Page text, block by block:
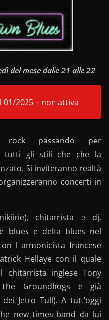
del mese dalle 21 alle 22
01/2025 – non attiva
passando per
tutti gli stili che che la
Si inviteranno realtà
concerti in
chitarrista e dj.
blues e delta blues nel
l armonicista francese
Hellaye con il quale
inglese Tony
Groundhogs e già
Jetro Tull). A tutt’oggi
new times band da lui